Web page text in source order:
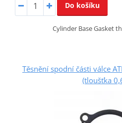
Do košíku
Cylinder Base Gasket
Těsnění spodní části válce
(tloušťka